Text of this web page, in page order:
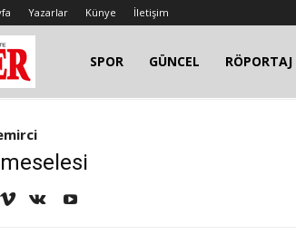
Yazarlar Künye İletişim
SPOR GÜNCEL RÖPORTAJ